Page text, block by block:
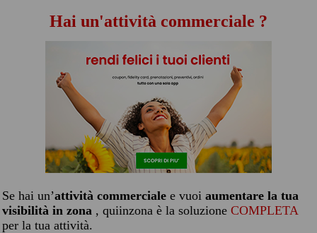
Hai un'attività commerciale ?
Se hai un’attività commerciale e vuoi aumentare la tua
visibilità in zona , quiinzona è la soluzione COMPLETA
per la tua attività.